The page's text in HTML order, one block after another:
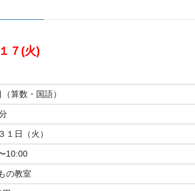
７(火)
算数・国語）
１日（火）
10:00
の教室